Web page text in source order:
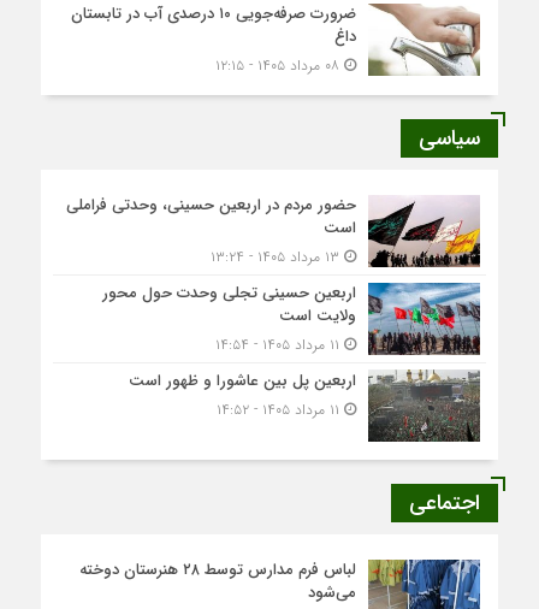
ضرورت صرفه‌جویی ۱۰ درصدی آب در تابستان
داغ
سیاسی
حضور مردم در اربعین حسینی، وحدتی فراملی
است
اربعین حسینی تجلی وحدت حول محور
ولایت است
اربعین پل بین عاشورا و ظهور است
اجتماعی
لباس فرم مدارس توسط ۲۸ هنرستان‌ دوخته
می‌شود